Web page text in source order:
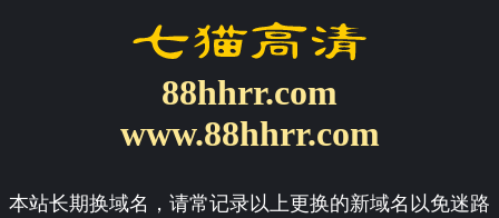
88hhrr.com
www.88hhrr.com
本站长期换域名，请常记录以上更换的新域名以免迷路